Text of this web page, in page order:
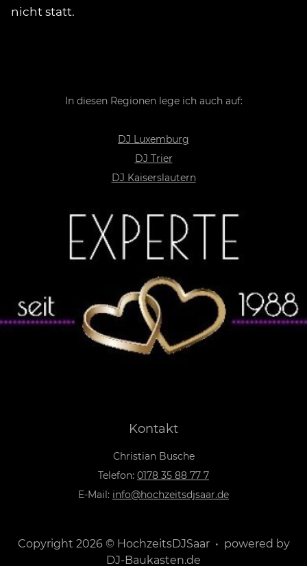
nicht statt.
In diesen Regionen lege ich auch auf:
DJ Luxemburg
DJ Trier
DJ Kaiserslautern
Kontakt
Christian Busche
Telefon: 0178 35 88 77 7
E-Mail: info@hochzeitsdjsaar.de
Copyright 2026 © HochzeitsDJSaar • powered by
DJ-Baukasten.de